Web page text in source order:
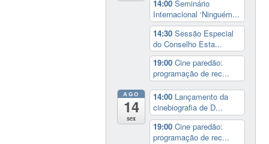
14:00Seminário
Internacional ‘Ninguém...
14:30Sessão Especial
do Conselho Esta...
19:00Cine paredão:
programação de rec...
AGO
14
sex
14:00 Lançamento da
cinebiografia de D...
19:00Cine paredão:
programação de rec...